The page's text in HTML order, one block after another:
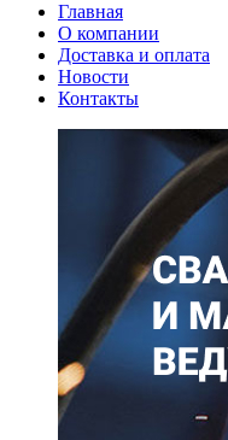
Главная
О компании
Доставка и оплата
Новости
Контакты